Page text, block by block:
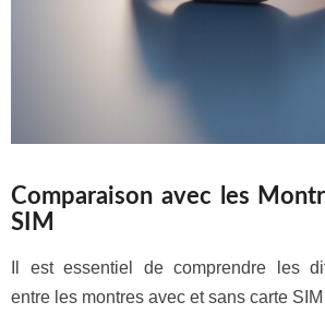
Comparaison avec les
SIM
Il est essentiel de comprendre les
entre les montres avec et sans carte SIM